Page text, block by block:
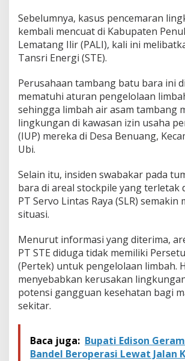
Sebelumnya, kasus pencemaran
kembali mencuat di Kabupaten
Lematang Ilir (PALI), kali ini
Tansri Energi (STE).
Perusahaan tambang batu bara ini
mematuhi aturan pengelolaan
sehingga limbah air asam tambang
lingkungan di kawasan izin usaha
(IUP) mereka di Desa Benuang,
Ubi.
Selain itu, insiden swabakar pada
bara di areal stockpile yang terletak
PT Servo Lintas Raya (SLR)
situasi.
Menurut informasi yang diterima,
PT STE diduga tidak memiliki
(Pertek) untuk pengelolaan limbah.
menyebabkan kerusakan
potensi gangguan kesehatan bagi
sekitar.
Baca juga: Bupati Edison Geram
Bandel Beroperasi Lewat Jalan